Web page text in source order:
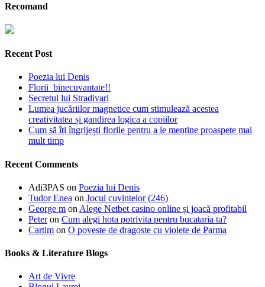
Recomand
Recent Post
Poezia lui Denis
Florii binecuvantate!!
Secretul lui Stradivari
Lumea jucăriilor magnetice cum stimulează acestea
creativitatea și gandirea logica a copiilor
Cum să îți îngrijești florile pentru a le menține proaspete mai
mult timp
Recent Comments
Adi3PAS on Poezia lui Denis
Tudor Enea on Jocul cuvintelor (246)
George m on Alege Netbet casino online și joacă profitabil
Peteron Cum alegi hota potrivita pentru bucataria ta?
Cartim on O poveste de dragoste cu violete de Parma
Books & Literature Blogs
Art de Vivre